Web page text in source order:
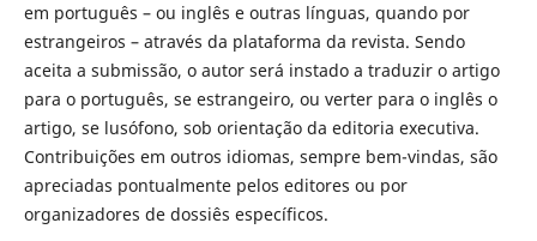
em português – ou inglês e outras línguas, quando por
estrangeiros – através da plataforma da revista. Sendo
aceita a submissão, o autor será instado a traduzir o artigo
para o português, se estrangeiro, ou verter para o inglês o
artigo, se lusófono, sob orientação da editoria executiva.
Contribuições em outros idiomas, sempre bem-vindas, são
apreciadas pontualmente pelos editores ou por
organizadores de dossiês específicos.